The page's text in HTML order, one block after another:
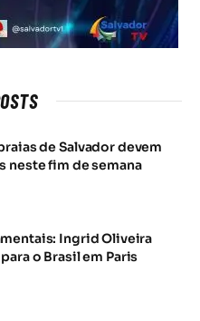
de Salvador devem
neste fim de semana
Ingrid Oliveira
o Brasil em Paris